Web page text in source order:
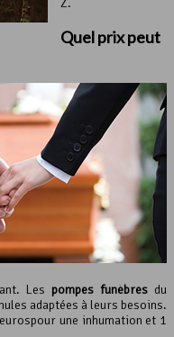
Quel prix peut
Les pompes funèbresdu
adaptées à leurs besoins.
une inhumation et 1